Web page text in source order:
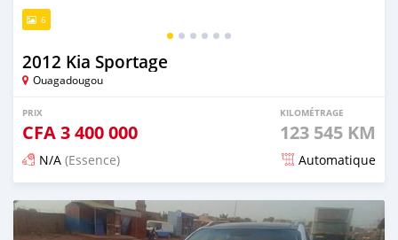
6
2012 Kia Sportage
Ouagadougou
PRIX
CFA3 400 000
KILOMÉTRAGE
123 545 KM
N/A (Essence) Automatique
Publié il y a 3 mois